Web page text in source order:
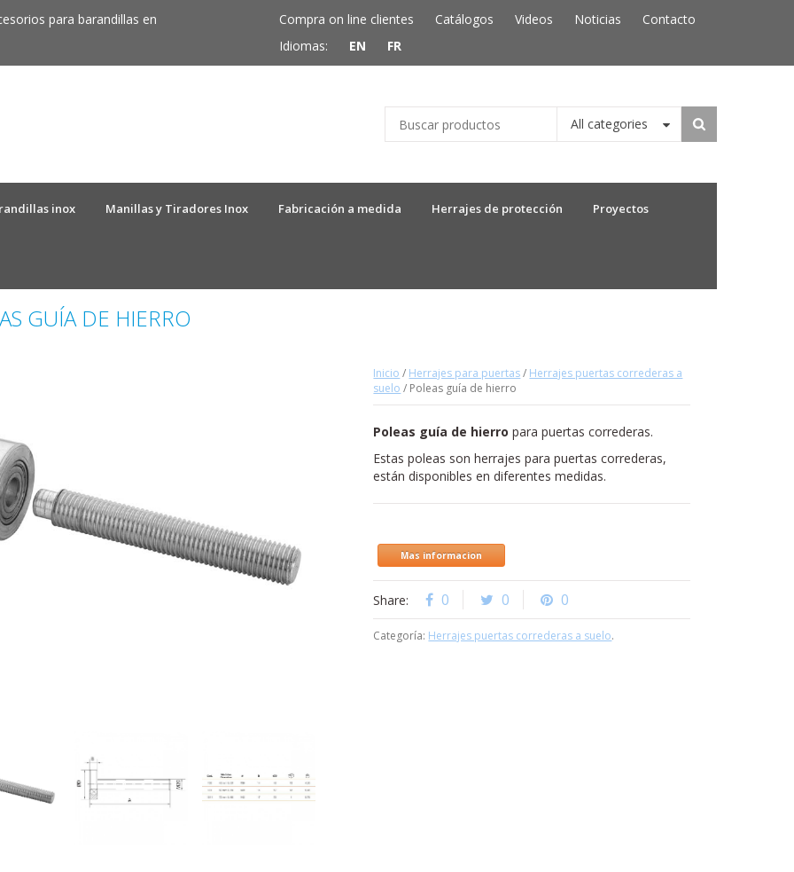
para barandillas en Compra on line clientes Catálogos Videos Noticias
Contacto
Idiomas:
EN FR
All categories
inox Manillas y Tiradores Inox Fabricación a medida Herrajes de protección Proyectos
GUÍA DE HIERRO
Inicio / Herrajes para puertas/ Herrajes puertas correderas a
suelo / Poleas guía de hierro
Poleas guía de hierro para puertas correderas.
Estas poleas son herrajes para puertas correderas,
están disponibles en diferentes medidas.
Mas informacion
Share: 0 0 0
Categoría: Herrajes puertas correderas a suelo.